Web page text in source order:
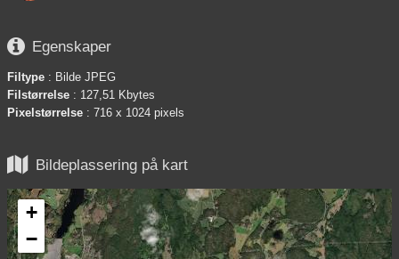
 Egenskaper
Filtype : Bilde JPEG
Filstørrelse : 127,51 Kbytes
Pixelstørrelse : 716 x 1024 pixels
 Bildeplassering på kart
+
−